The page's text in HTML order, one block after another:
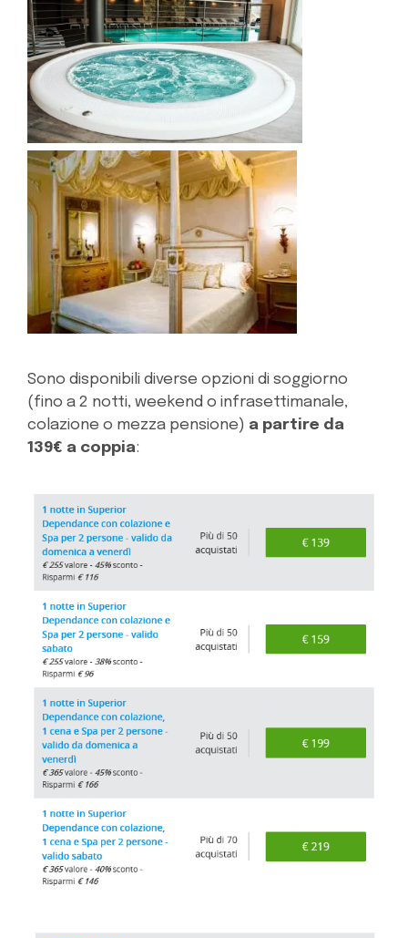
Sono disponibili diverse opzioni di soggiorno
(fino a 2 notti, weekend o infrasettimanale,
colazione o mezza pensione) a partire da
139€ a coppia: